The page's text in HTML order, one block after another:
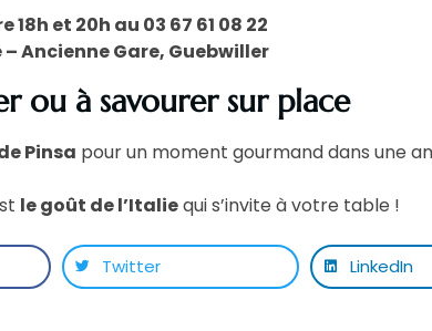
et 20h au 03 67 61 08 22
Ancienne Gare, Guebwiller
à savourer sur place
Pinsa pour un moment gourmand dans une
le goût de l’Italiequi s’invite à votre table !
Twitter LinkedIn